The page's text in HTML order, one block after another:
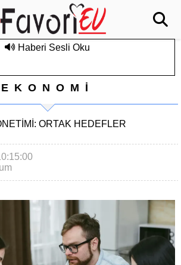
Haberi Sesli Oku
EKONOMİ
ORTAK HEDEFLER